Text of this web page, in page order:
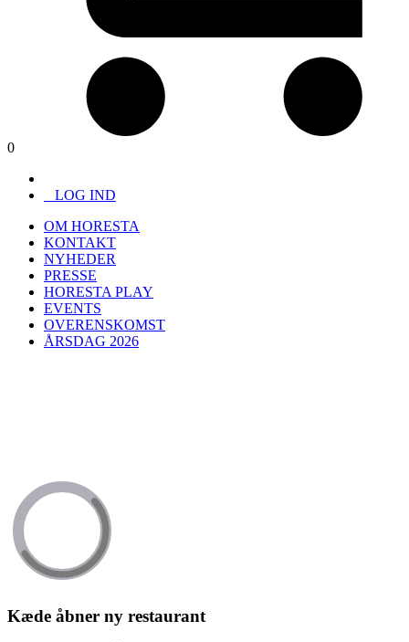
0
LOG IND
OM HORESTA
KONTAKT
NYHEDER
PRESSE
HORESTA PLAY
EVENTS
OVERENSKOMST
ÅRSDAG 2026
Kæde åbner ny restaurant